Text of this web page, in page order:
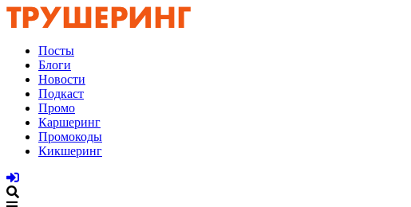
Посты
Блоги
Новости
Подкаст
Промо
Каршеринг
Промокоды
Кикшеринг